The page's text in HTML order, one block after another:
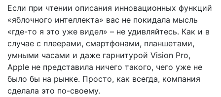
Если при чтении описания инновационных функций
«яблочного интеллекта» вас не покидала мысль
«где-то я это уже видел» – не удивляйтесь. Как и в
случае с плеерами, смартфонами, планшетами,
умными часами и даже гарнитурой Vision Pro,
Apple не представила ничего такого, чего уже не
было бы на рынке. Просто, как всегда, компания
сделала это по-своему.